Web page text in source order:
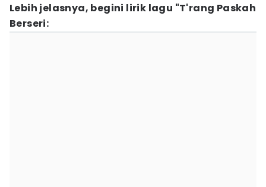
Lebih jelasnya, begini lirik lagu "T'rang Paskah
Berseri: